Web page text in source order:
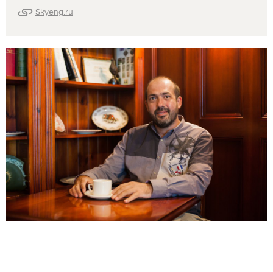
Skyeng.ru